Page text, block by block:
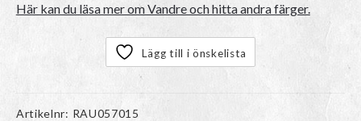
Här kan du läsa mer om Vandre och hitta andra färger.
Lägg till i önskelista
Artikelnr: RAU057015